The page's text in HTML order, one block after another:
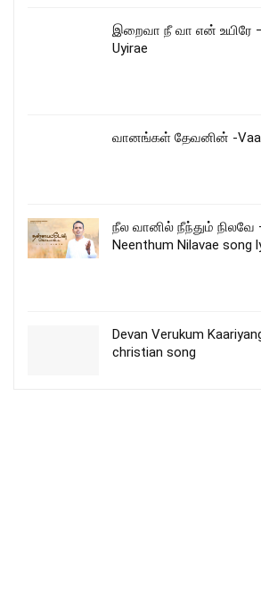
இறைவா நீ வா என் உயிரே –
Uyirae
வானங்கள் தேவனின் -
நீல வானில் நீந்தும் நிலவே
Neenthum Nilavae song
Devan Verukum
christian song